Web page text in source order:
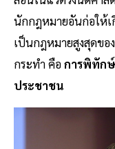
นักกฎหมายอันก่อให้
เป็นกฎหมายสูงสุดขอ
กระทำ คือการพิทัก
ประชาชน